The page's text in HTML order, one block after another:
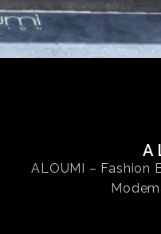
ALOUMI – Fashion